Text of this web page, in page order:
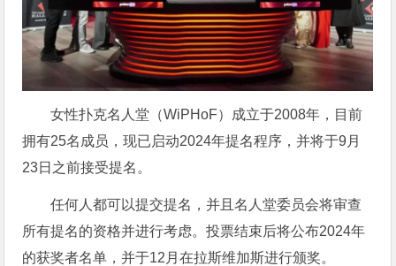
女性扑克名人堂（WiPHoF）成立于2008年，目前
拥有25名成员，现已启动2024年提名程序，并将于9月
23日之前接受提名。
任何人都可以提交提名，并且名人堂委员会将审查
所有提名的资格并进行考虑。投票结束后将公布2024年
的获奖者名单，并于12月在拉斯维加斯进行颁奖。